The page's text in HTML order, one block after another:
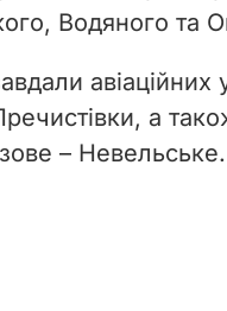
Водяного та
авіаційних
а
– Невельське.